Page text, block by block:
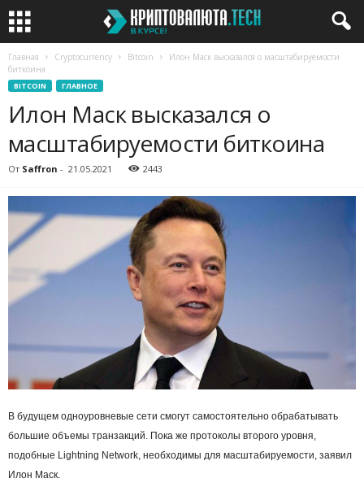
Главная Cryptocurrency Bitcoin
Илон Маск высказался о масштабируемости
биткоина
BITCOIN ГЛАВНОЕ
Илон Маск высказался о
масштабируемости биткоина
От Saffron - 21.05.2021 2443
В будущем одноуровневые сети смогут самостоятельно обрабатывать
большие объемы транзакций. Пока же протоколы второго уровня,
подобные Lightning Network, необходимы для масштабируемости, заявил
Илон Маск.